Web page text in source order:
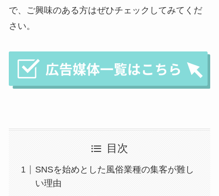
で、ご興味のある方はぜひチェックしてみてくだ
さい。
目次
SNSを始めとした風俗業種の集客が難し
い理由